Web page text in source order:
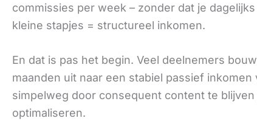
commissies per week – zonder dat je
kleine stapjes = structureel inkomen.
En dat is pas het begin. Veel deelnemers
maanden uit naar een stabiel passief inkomen
simpelweg door consequent content te
optimaliseren.